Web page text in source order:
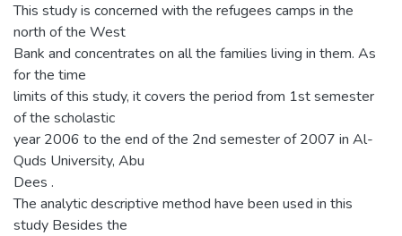
This study is concerned with the refugees camps in the
north of the West
Bank and concentrates on all the families living in them. As
for the time
limits of this study, it covers the period from 1st semester
of the scholastic
year 2006 to the end of the 2nd semester of 2007 in Al-
Quds University, Abu
Dees .
The analytic descriptive method have been used in this
study Besides the